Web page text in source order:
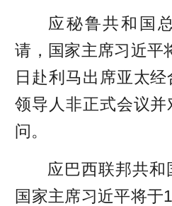
应秘鲁共和国
请，国家主席习近平
日赴利马出席亚太
领导人非正式会议
问。
应巴西联邦共和
国家主席习近平将于